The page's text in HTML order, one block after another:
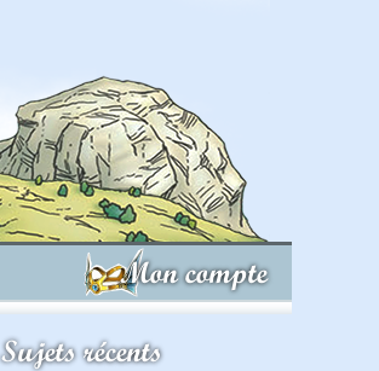
Mon compte
Sujets récents